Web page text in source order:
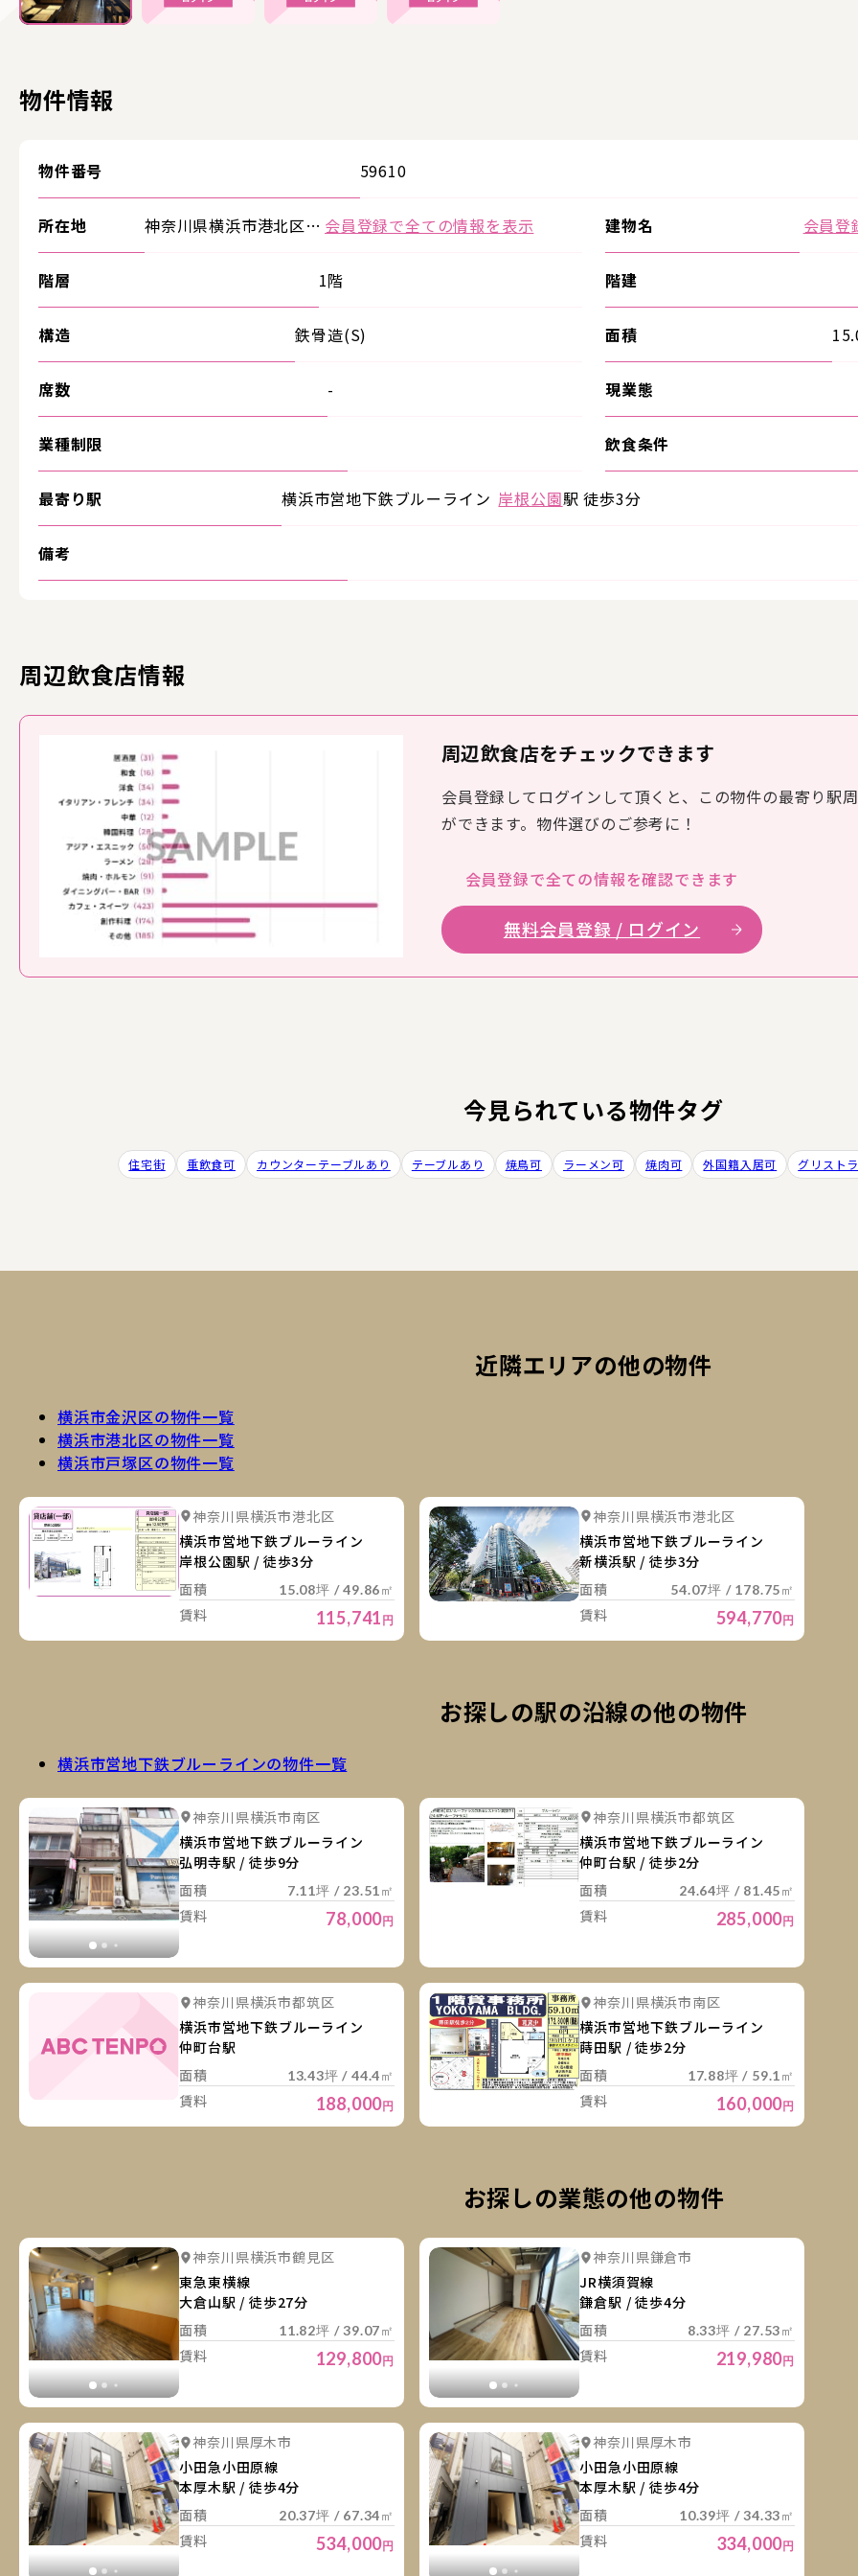
物件情報
物件番号 59610
所在地 神奈川県横浜市港北区… 会員登録で全ての情報を表示 建物名 会員登
階層 1階 階建
構造 鉄骨造(S) 面積
席数 - 現業態
業種制限 飲食条件
最寄り駅 横浜市営地下鉄ブルーライン 岸根公園駅 徒歩3分
備考
周辺飲食店情報
周辺飲食店をチェックできます
会員登録してログインして頂くと、この物件の最寄り駅
ができます。物件選びのご参考に！
会員登録で全ての情報を確認できます
無料会員登録 / ログイン
今見られている物件タグ
住宅街 重飲食可 カウンターテーブルあり テーブルあり 焼鳥可 ラーメン可 焼肉可 外国籍入居可 グリスト
近隣エリアの他の物件
横浜市金沢区の物件一覧
横浜市港北区の物件一覧
横浜市戸塚区の物件一覧
詳細を見る
神奈川県横浜市港北区
横浜市営地下鉄ブルーライン
岸根公園駅 / 徒歩3分
面積
15.08坪 / 49.86㎡
賃料 115,741 円
詳細を見る 詳細を見る
神奈川県横浜市港北区
横浜市営地下鉄ブルーライン
新横浜駅 / 徒歩3分
面積
54.07坪 / 178.75㎡
賃料 594,770円
お探しの駅の沿線の他の物件
横浜市営地下鉄ブルーラインの物件一覧
詳細を見る 詳細を見る 詳細を見る
神奈川県横浜市南区
横浜市営地下鉄ブルーライン
弘明寺駅 / 徒歩9分
面積
7.11坪 / 23.51㎡
賃料 78,000円
詳細を見る 詳細を見る
神奈川県横浜市都筑区
横浜市営地下鉄ブルーライン
仲町台駅 / 徒歩2分
面積
24.64坪 / 81.45㎡
賃料 285,000円
神奈川県横浜市都筑区
横浜市営地下鉄ブルーライン
仲町台駅
面積
13.43坪 / 44.4㎡
賃料 188,000円
詳細を見る 詳細を見る
神奈川県横浜市南区
横浜市営地下鉄ブルーライン
蒔田駅 / 徒歩2分
面積
17.88坪 / 59.1㎡
賃料 160,000円
お探しの業態の他の物件
詳細を見る 詳細を見る 詳細を見る 詳細を見る
神奈川県横浜市鶴見区
東急東横線
大倉山駅 / 徒歩27分
面積
11.82坪 / 39.07㎡
賃料 129,800円
詳細を見る 詳細を見る
神奈川県鎌倉市
JR横須賀線
鎌倉駅 / 徒歩4分
面積
8.33坪 / 27.53㎡
賃料 219,980円
詳細を見る 詳細を見る 詳細を見る
神奈川県厚木市
小田急小田原線
本厚木駅 / 徒歩4分
面積
20.37坪 / 67.34㎡
賃料 534,000円
詳細を見る 詳細を見る
神奈川県厚木市
小田急小田原線
本厚木駅 / 徒歩4分
面積
10.39坪 / 34.33㎡
賃料 334,000円